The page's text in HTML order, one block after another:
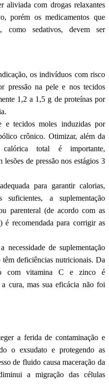
aliviada com drogas relaxantes
porém os medicamentos que
como sedativos, devem ser
os indivíduos com risco
pressão na pele e nos tecidos
1,2 a 1,5 g de proteínas por
e tecidos moles induzidas por
crônico. Otimizar, além da
total é importante,
de pressão nos estágios 3
para garantir calorias,
a suplementação
parenteral (de acordo com as
é recomendada para corrigir as
de suplementação
deficiências nutricionais. Da
com vitamina C e zinco é
cura, mas sua eficácia não foi
a ferida de contaminação e
o exsudato e protegendo as
de fluido causa maceração da
a migração das células